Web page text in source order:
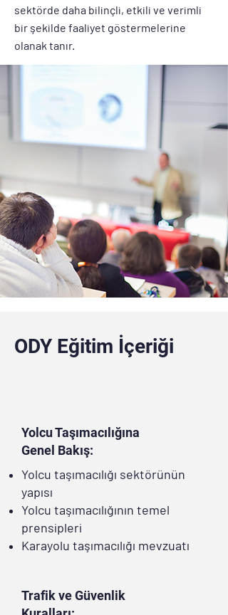
sektörde daha bilinçli, etkili ve verimli
bir şekilde faaliyet göstermelerine
olanak tanır.
ODY Eğitim İçeriği
Yolcu Taşımacılığına
Genel Bakış:
Yolcu taşımacılığı sektörünün
yapısı
Yolcu taşımacılığının temel
prensipleri
Karayolu taşımacılığı mevzuatı
Trafik ve Güvenlik